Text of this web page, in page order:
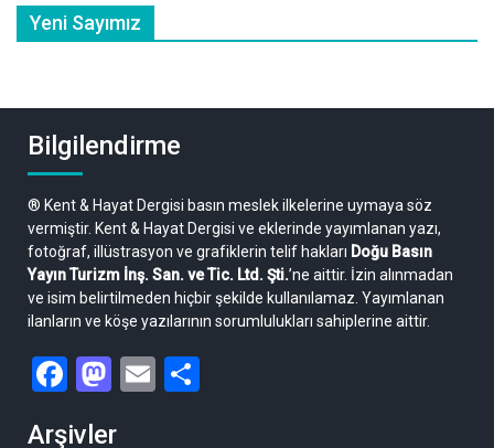
Yeni Sayımız
Bilgilendirme
® Kent & Hayat Dergisi basın meslek ilkelerine uymaya söz
vermiştir. Kent & Hayat Dergisi ve eklerinde yayımlanan yazı,
fotoğraf, illüstrasyon ve grafiklerin telif hakları Doğu Basın
Yayın Turizm İnş. San. ve Tic. Ltd. Şti.’ne aittir. İzin alınmadan
ve isim belirtilmeden hiçbir şekilde kullanılamaz. Yayımlanan
ilanların ve köşe yazılarının sorumlulukları sahiplerine aittir.
Facebook
Mastodon
Email
Arşivler